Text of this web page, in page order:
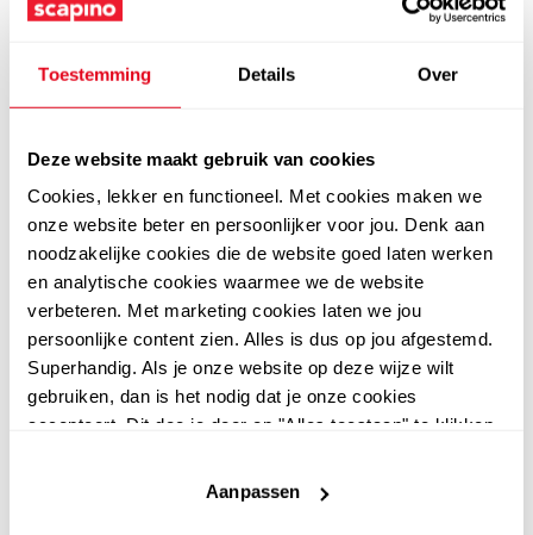
Toestemming Details Over
Deze website maakt gebruik van cookies
Cookies, lekker en functioneel. Met cookies maken we
onze website beter en persoonlijker voor jou. Denk aan
noodzakelijke cookies die de website goed laten werken
en analytische cookies waarmee we de website
verbeteren. Met marketing cookies laten we jou
persoonlijke content zien. Alles is dus op jou afgestemd.
Superhandig. Als je onze website op deze wijze wilt
gebruiken, dan is het nodig dat je onze cookies
accepteert. Dit doe je door op "Alles toestaan" te klikken.
website niet optimaal functioneert.
Aanpassen